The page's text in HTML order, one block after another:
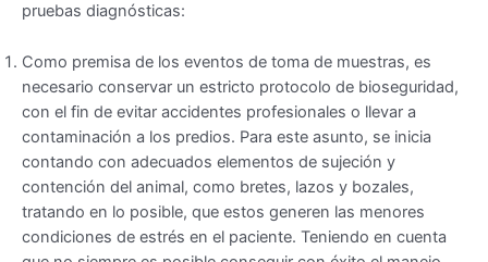
pruebas diagnósticas:
Como premisa de los eventos de toma de muestras, es
necesario conservar un estricto protocolo de bioseguridad,
con el fin de evitar accidentes profesionales o llevar a
contaminación a los predios. Para este asunto, se inicia
contando con adecuados elementos de sujeción y
contención del animal, como bretes, lazos y bozales,
tratando en lo posible, que estos generen las menores
condiciones de estrés en el paciente. Teniendo en cuenta